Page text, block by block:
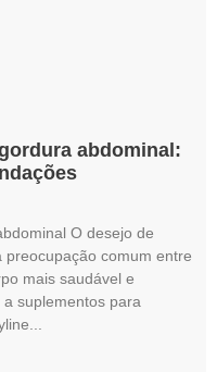
abdominal:
O desejo de
comum entre
mais saudável e
suplementos para